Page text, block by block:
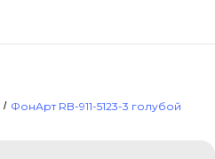
/ ФонАрт RB-911-5123-3 голубой